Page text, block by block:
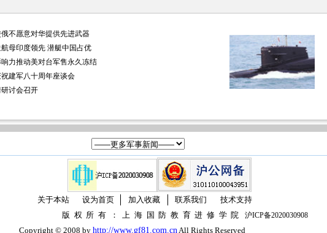
不愿意对华提供先进武器
母印度领先 潜艇中国占优
力推动美对台军售永久冻结
建军八十周年座谈会
讨会召开